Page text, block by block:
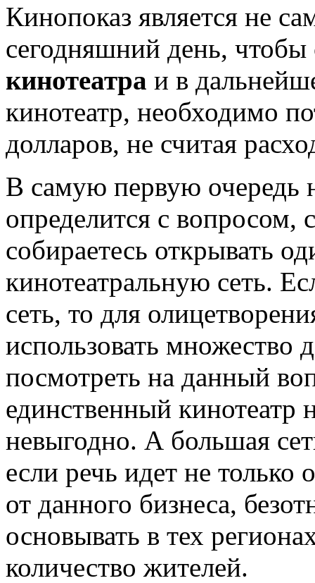
Кинопоказ является не
сегодняшний день, чтобы
кинотеатра и в
кинотеатр, необходимо
долларов, не считая
В самую первую очередь
определится с вопросом,
собираетесь открывать
кинотеатральную сеть.
сеть, то для
использовать множество
посмотреть на данный
единственный кинотеатр
невыгодно. А большая
если речь идет не только
от данного бизнеса,
основывать в тех
количество жителей.